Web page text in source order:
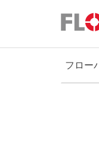
フロー